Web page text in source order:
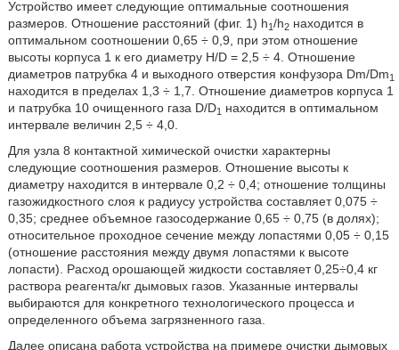
Устройство имеет следующие оптимальные соотношения
размеров. Отношение расстояний (фиг. 1) h1/h2находится в
оптимальном соотношении 0,65 ÷ 0,9, при этом отношение
высоты корпуса 1 к его диаметру H/D = 2,5 ÷ 4. Отношение
диаметров патрубка 4 и выходного отверстия конфузора Dm/Dm1
находится в пределах 1,3 ÷ 1,7. Отношение диаметров корпуса 1
и патрубка 10 очищенного газа D/D1 находится в оптимальном
интервале величин 2,5 ÷ 4,0.
Для узла 8 контактной химической очистки характерны
следующие соотношения размеров. Отношение высоты к
диаметру находится в интервале 0,2 ÷ 0,4; отношение толщины
газожидкостного слоя к радиусу устройства составляет 0,075 ÷
0,35; среднее объемное газосодержание 0,65 ÷ 0,75 (в долях);
относительное проходное сечение между лопастями 0,05 ÷ 0,15
(отношение расстояния между двумя лопастями к высоте
лопасти). Расход орошающей жидкости составляет 0,25÷0,4 кг
раствора реагента/кг дымовых газов. Указанные интервалы
выбираются для конкретного технологического процесса и
определенного объема загрязненного газа.
Далее описана работа устройства на примере очистки дымовых